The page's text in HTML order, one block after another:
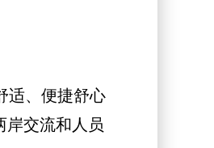
适、便捷舒心
岸交流和人员